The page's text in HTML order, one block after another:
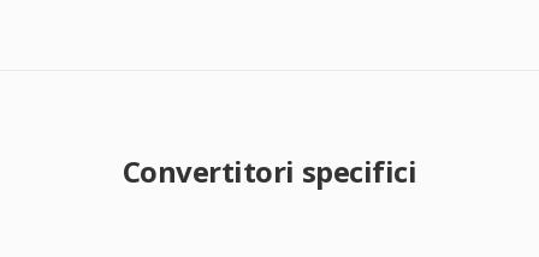
Convertitori specifici